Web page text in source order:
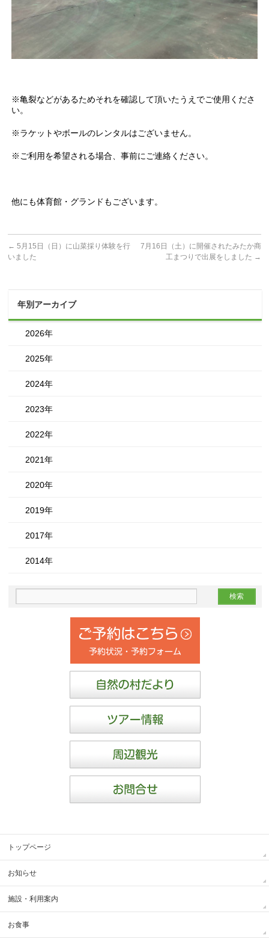
※亀裂などがあるためそれを確認して頂いたうえでご使用くださ
い。
※ラケットやボールのレンタルはございません。
※ご利用を希望される場合、事前にご連絡ください。
他にも体育館・グランドもございます。
← 5月15日（日）に山菜採り体験を行
いました
7月16日（土）に開催されたみたか商
工まつりで出展をしました →
年別アーカイブ
2026年
2025年
2024年
2023年
2022年
2021年
2020年
2019年
2017年
2014年
トップページ
お知らせ
施設・利用案内
お食事